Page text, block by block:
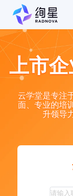
上市
云学堂是专注
面、专业的培
升领导